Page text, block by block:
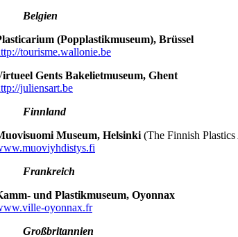
Belgien
(Popplastikmuseum), Brüssel
tourisme.wallonie.be
Gents Bakelietmuseum, Ghent
juliensart.be
Finnland
Museum, Helsinki (The Finnish
Frankreich
und Plastikmuseum, Oyonnax
oyonnax.fr
Großbritannien